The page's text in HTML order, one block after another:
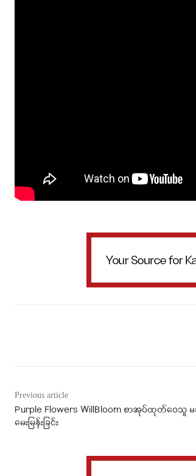
Previous article
Purple Flowers WillBloom စာအုပ်ထုတ်ဝေသူ
မေးမြန်းခြင်း